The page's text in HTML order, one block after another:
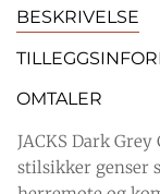
K
R
5
9
4
9
9
,
-
BESKRIVELSE
OMTALER
JACKS Dark
stilsikker genser